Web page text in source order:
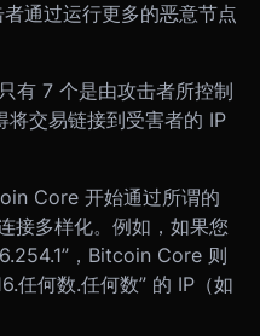
通过运行更多的恶意节点
有 7 个是由攻击者所控制
将交易链接到受害者的 IP
Core 开始通过所谓的
多样化。例如，如果您
，Bitcoin Core 则
任何数.任何数” 的 IP（如